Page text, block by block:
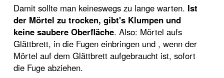
Damit sollte man keineswegs zu lange warten. Ist
der Mörtel zu trocken, gibt's Klumpen und
keine saubere Oberfläche. Also: Mörtel aufs
Glättbrett, in die Fugen einbringen und , wenn der
Mörtel auf dem Glättbrett aufgebraucht ist, sofort
die Fuge abziehen.